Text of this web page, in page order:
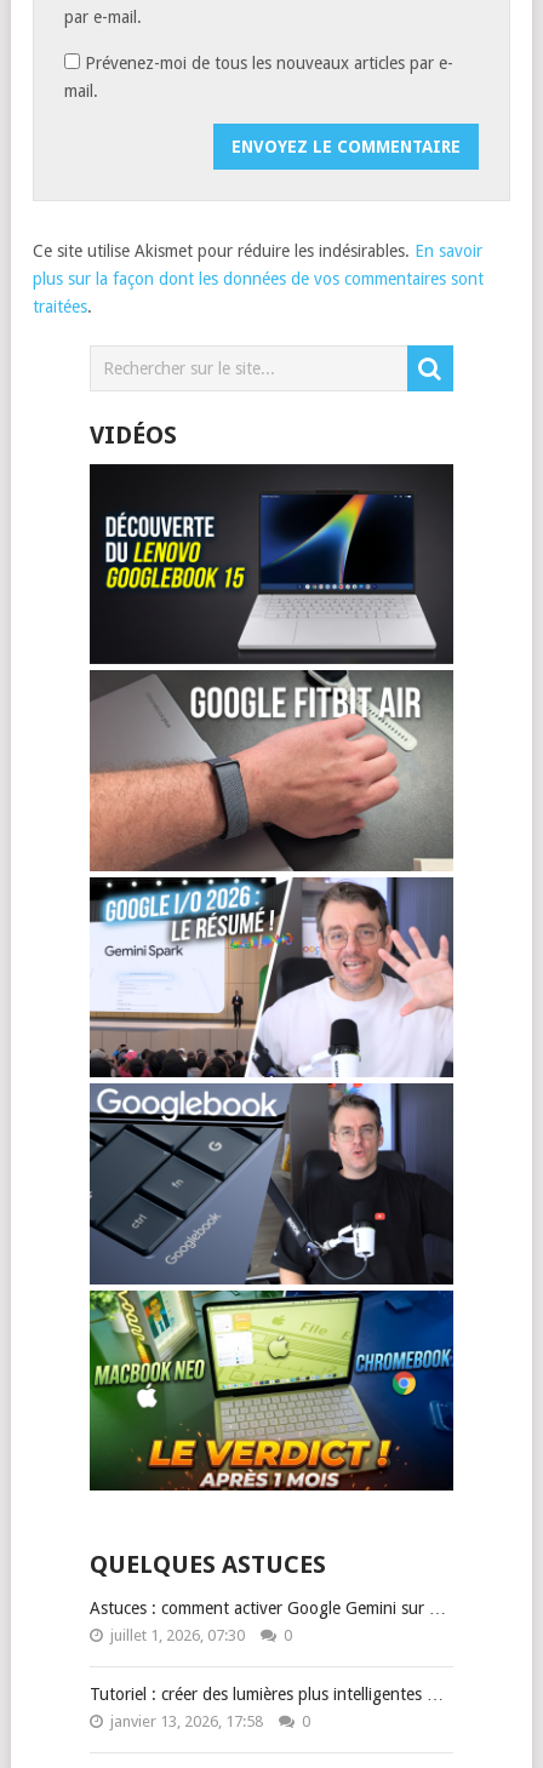
par e-mail.
Prévenez-moi de tous les nouveaux articles par e-
mail.
Ce site utilise Akismet pour réduire les indésirables. En savoir
plus sur la façon dont les données de vos commentaires sont
traitées.
VIDÉOS
QUELQUES ASTUCES
Astuces : comment activer Google Gemini sur …
juillet 1, 2026, 07:30 0
Tutoriel : créer des lumières plus intelligentes …
janvier 13, 2026, 17:58 0